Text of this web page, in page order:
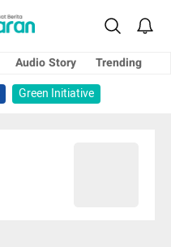
Audio Story
Trending
Green Initiative